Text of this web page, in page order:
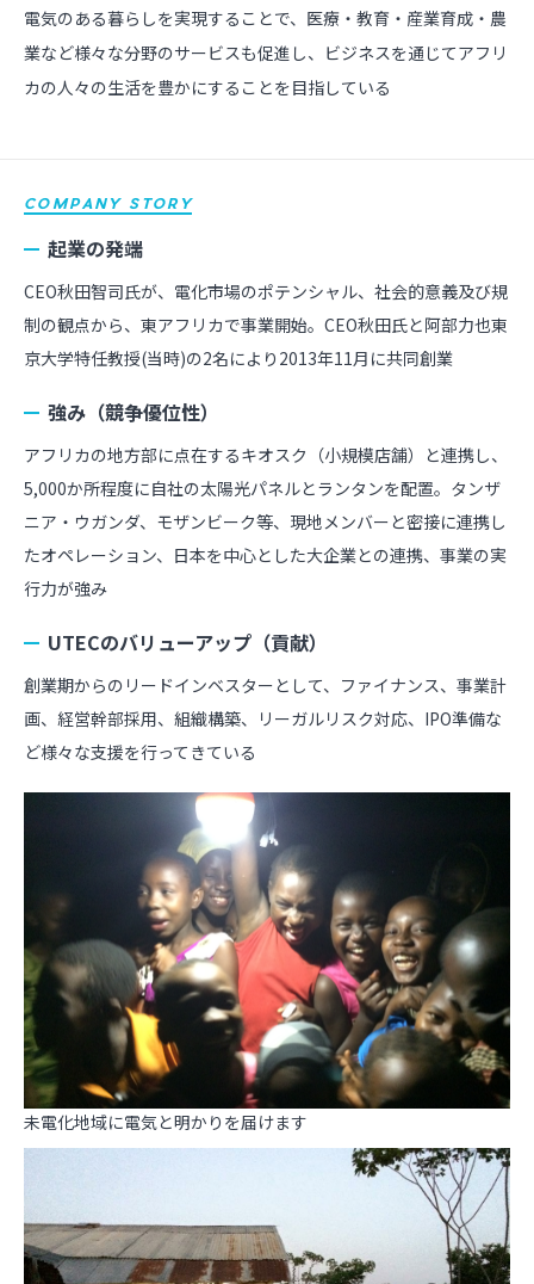
電気のある暮らしを実現することで、医療・教育・産業育成・農
業など様々な分野のサービスも促進し、ビジネスを通じてアフリ
カの人々の生活を豊かにすることを目指している
COMPANY STORY
起業の発端
CEO秋田智司氏が、電化市場のポテンシャル、社会的意義及び規
制の観点から、東アフリカで事業開始。CEO秋田氏と阿部力也東
京大学特任教授(当時)の2名により2013年11月に共同創業
強み（競争優位性）
アフリカの地方部に点在するキオスク（小規模店舗）と連携し、
5,000か所程度に自社の太陽光パネルとランタンを配置。タンザ
ニア・ウガンダ、モザンビーク等、現地メンバーと密接に連携し
たオペレーション、日本を中心とした大企業との連携、事業の実
行力が強み
UTECのバリューアップ（貢献）
創業期からのリードインベスターとして、ファイナンス、事業計
画、経営幹部採用、組織構築、リーガルリスク対応、IPO準備な
ど様々な支援を行ってきている
未電化地域に電気と明かりを届けます